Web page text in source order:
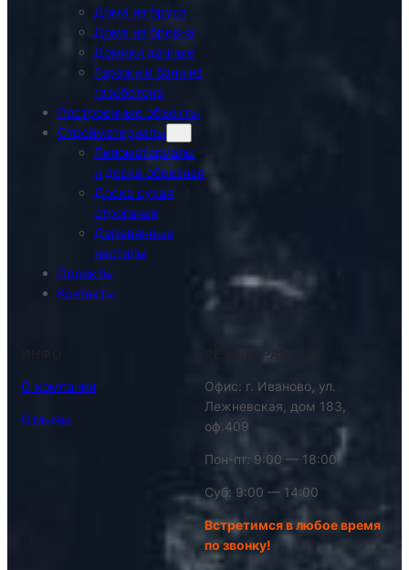
Дома из бруса
Дома из бревна
Домики дачные
Гаражи и бани из
газобетона
Построенные объекты
Стройматериалы
Пиломатериалы
и доска обрезная
Доска сухая
строганая
Деревянные
настилы
Проекты
Контакты
О компании
Отзывы
РЕЖИМ РАБОТЫ
Офис: г. Иваново, ул.
Лежневская, дом 183,
оф.409
Пон-пт: 9:00 — 18:00
Суб: 9:00 — 14:00
Встретимся в любое время
по звонку!